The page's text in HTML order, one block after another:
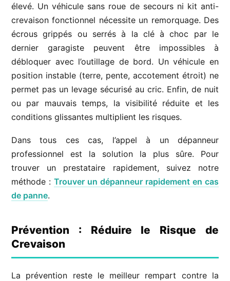
élevé. Un véhicule sans roue de secours ni kit anti-
crevaison fonctionnel nécessite un remorquage. Des
écrous grippés ou serrés à la clé à choc par le
dernier garagiste peuvent être impossibles à
débloquer avec l’outillage de bord. Un véhicule en
position instable (terre, pente, accotement étroit) ne
permet pas un levage sécurisé au cric. Enfin, de nuit
ou par mauvais temps, la visibilité réduite et les
conditions glissantes multiplient les risques.
Dans tous ces cas, l’appel à un dépanneur
professionnel est la solution la plus sûre. Pour
trouver un prestataire rapidement, suivez notre
méthode : Trouver un dépanneur rapidement en cas
de panne.
Prévention : Réduire le Risque de
Crevaison
La prévention reste le meilleur rempart contre la